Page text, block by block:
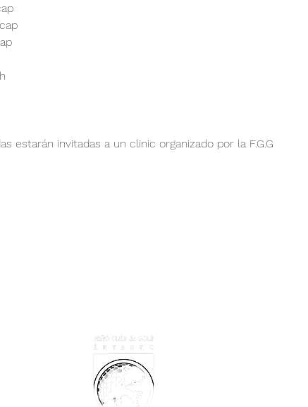
estarán invitadas a un clinic organizado por la F.G.G